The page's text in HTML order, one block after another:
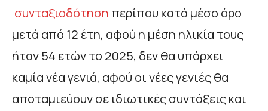
συνταξιοδότηση περίπου κατά μέσο όρο
μετά από 12 έτη, αφού η μέση ηλικία τους
ήταν 54 ετών το 2025, δεν θα υπάρχει
καμία νέα γενιά, αφού οι νέες γενιές θα
αποταμιεύουν σε ιδιωτικές συντάξεις και